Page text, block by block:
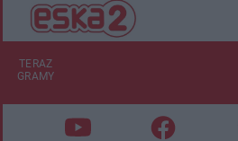
TERAZ
GRAMY